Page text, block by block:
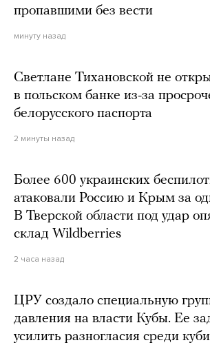
пропавшими без вести
минуту назад
Светлане Тихановской не
в польском банке из-за
белорусского паспорта
2 минуты назад
Более 600 украинских
атаковали Россию и Крым за
В Тверской области под удар
склад Wildberries
2 часа назад
ЦРУ создало специальную
давления на власти Кубы. Ее
усилить разногласия среди